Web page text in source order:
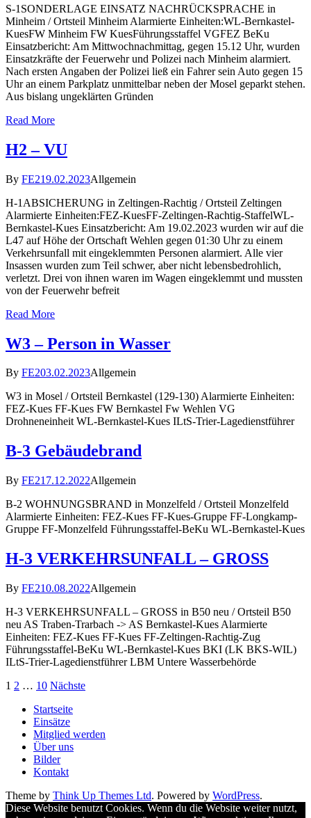
S-1SONDERLAGE EINSATZ NACHRÜCKSPRACHE in
Minheim / Ortsteil Minheim Alarmierte Einheiten:WL-Bernkastel-
KuesFW Minheim FW KuesFührungsstaffel VGFEZ BeKu
Einsatzbericht: Am Mittwochnachmittag, gegen 15.12 Uhr, wurden
Einsatzkräfte der Feuerwehr und Polizei nach Minheim alarmiert.
Nach ersten Angaben der Polizei ließ ein Fahrer sein Auto gegen 15
Uhr an einem Parkplatz unmittelbar neben der Mosel geparkt stehen.
Aus bislang ungeklärten Gründen
Read More
H2 – VU
By FE219.02.2023Allgemein
H-1ABSICHERUNG in Zeltingen-Rachtig / Ortsteil Zeltingen
Alarmierte Einheiten:FEZ-KuesFF-Zeltingen-Rachtig-StaffelWL-
Bernkastel-Kues Einsatzbericht: Am 19.02.2023 wurden wir auf die
L47 auf Höhe der Ortschaft Wehlen gegen 01:30 Uhr zu einem
Verkehrsunfall mit eingeklemmten Personen alarmiert. Alle vier
Insassen wurden zum Teil schwer, aber nicht lebensbedrohlich,
verletzt. Drei von ihnen waren im Wagen eingeklemmt und mussten
von der Feuerwehr befreit
Read More
W3 – Person in Wasser
By FE203.02.2023Allgemein
W3 in Mosel / Ortsteil Bernkastel (129-130) Alarmierte Einheiten:
FEZ-Kues FF-Kues FW Bernkastel Fw Wehlen VG
Drohneneinheit WL-Bernkastel-Kues ILtS-Trier-Lagedienstführer
B-3 Gebäudebrand
By FE217.12.2022Allgemein
B-2 WOHNUNGSBRAND in Monzelfeld / Ortsteil Monzelfeld
Alarmierte Einheiten: FEZ-Kues FF-Kues-Gruppe FF-Longkamp-
Gruppe FF-Monzelfeld Führungsstaffel-BeKu WL-Bernkastel-Kues
H-3 VERKEHRSUNFALL – GROSS
By FE210.08.2022Allgemein
H-3 VERKEHRSUNFALL – GROSS in B50 neu / Ortsteil B50
neu AS Traben-Trarbach -> AS Bernkastel-Kues Alarmierte
Einheiten: FEZ-Kues FF-Kues FF-Zeltingen-Rachtig-Zug
Führungsstaffel-BeKu WL-Bernkastel-Kues BKI (LK BKS-WIL)
ILtS-Trier-Lagedienstführer LBM Untere Wasserbehörde
Seitennummerierung
der
Beiträge
1 2 … 10 Nächste
Startseite
Einsätze
Mitglied werden
Über uns
Bilder
Kontakt
Theme by Think Up Themes Ltd. Powered by WordPress.
Diese Website benutzt Cookies. Wenn du die Website weiter nutzt,